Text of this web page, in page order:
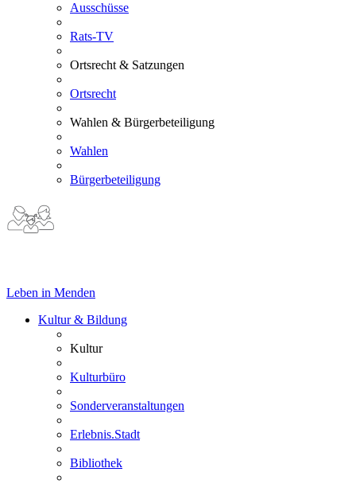
Ausschüsse
Rats-TV
Ortsrecht & Satzungen
Ortsrecht
Wahlen & Bürgerbeteiligung
Wahlen
Bürgerbeteiligung
Leben in Menden
Kultur & Bildung
Kultur
Kulturbüro
Sonderveranstaltungen
Erlebnis.Stadt
Bibliothek